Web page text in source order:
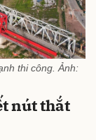
thi công. Ảnh:
nút thắt